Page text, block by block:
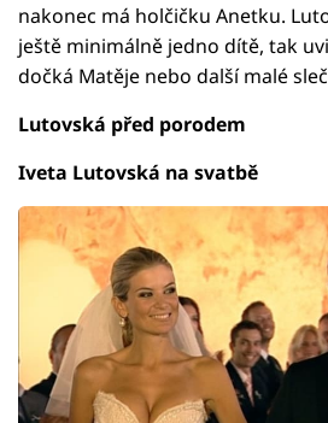
nakonec má holčičku Anetku.
ještě minimálně jedno dítě, tak
dočká Matěje nebo další malé
Lutovská před porodem
Iveta Lutovská na svatbě